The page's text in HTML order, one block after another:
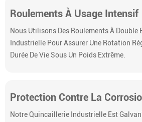
Roulements À Usage Intensif
Nous Utilisons Des Roulements À Double
Industrielle Pour Assurer Une Rotation
Durée De Vie Sous Un Poids Extrême.
Protection Contre La
Notre Quincaillerie Industrielle Est